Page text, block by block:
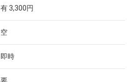
有 3,300円
空
即時